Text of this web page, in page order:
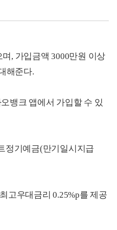
, 가입금액 3000만원 이상
해준다.
뱅크 앱에서 가입할 수 있
정기예금(만기일시지급
고우대금리 0.25%p를 제공